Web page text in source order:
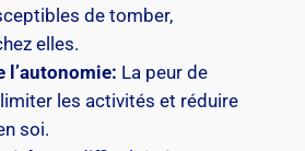
de tomber,
elles.
l’autonomie: La peur de
les activités et réduire
soi.